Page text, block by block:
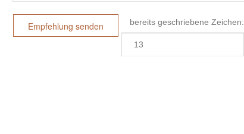
bereits geschriebene Zeichen: